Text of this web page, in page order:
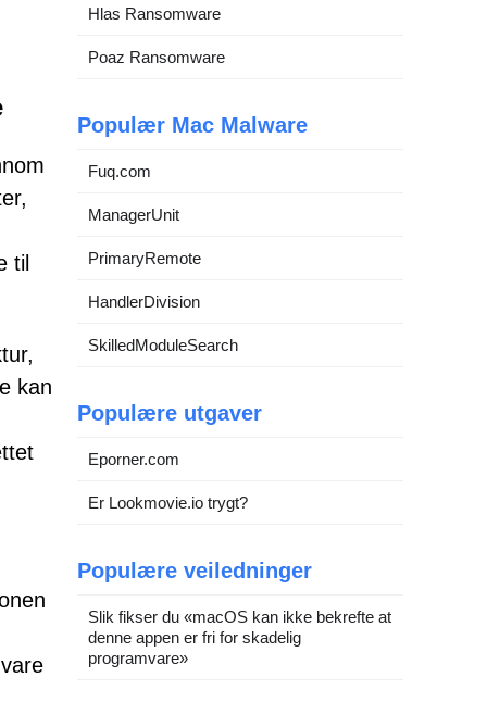
til
kan
Hlas Ransomware
Poaz Ransomware
Populær Mac Malware
Fuq.com
ManagerUnit
PrimaryRemote
HandlerDivision
SkilledModuleSearch
Populære utgaver
Eporner.com
Er Lookmovie.io trygt?
Populære veiledninger
Slik fikser du «macOS kan ikke bekrefte at
denne appen er fri for skadelig
programvare»